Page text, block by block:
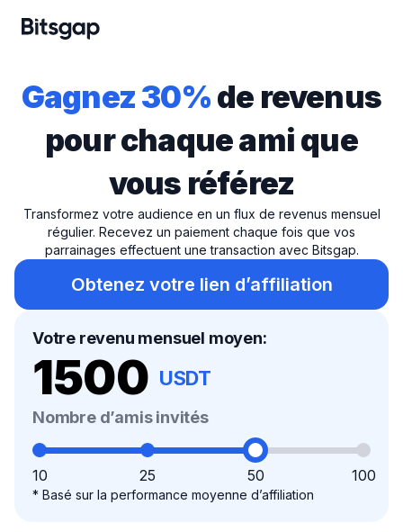
Gagnez 30%de revenus
pour chaque ami que
vous référez
Transformez votre audience en un flux de revenus mensuel
régulier. Recevez un paiement chaque fois que vos
parrainages effectuent une transaction avec Bitsgap.
Obtenez votre lien d’affiliation
Votre revenu mensuel moyen:
1500 USDT
Nombre d’amis invités
10 25 50 100
* Basé sur la performance moyenne d’affiliation